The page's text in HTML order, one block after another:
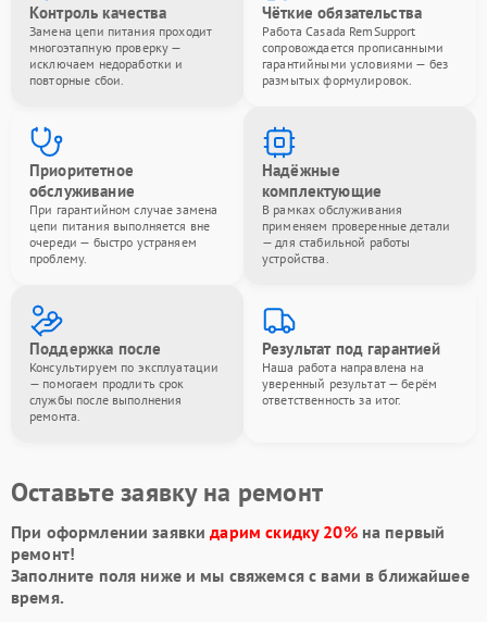
Контроль качества
Замена цепи питания проходит
многоэтапную проверку —
исключаем недоработки и
повторные сбои.
Чёткие обязательства
Работа Casada RemSupport
сопровождается прописанными
гарантийными условиями — без
размытых формулировок.
Приоритетное
обслуживание
При гарантийном случае замена
цепи питания выполняется вне
очереди — быстро устраняем
проблему.
Надёжные
комплектующие
В рамках обслуживания
применяем проверенные детали
— для стабильной работы
устройства.
Поддержка после
Консультируем по эксплуатации
— помогаем продлить срок
службы после выполнения
ремонта.
Результат под гарантией
Наша работа направлена на
уверенный результат — берём
ответственность за итог.
Оставьте заявку на ремонт
При оформлении заявкидарим скидку 20%на первый
ремонт!
Заполните поля ниже и мы свяжемся с вами в ближайшее
время.